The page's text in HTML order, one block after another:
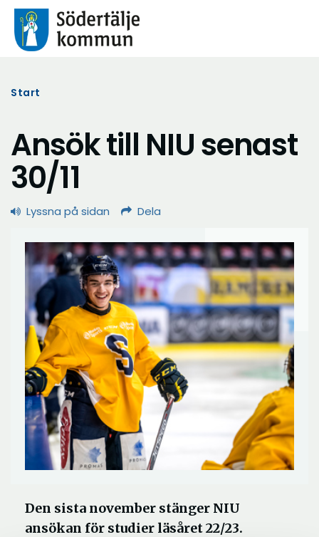
Start
Ansök till NIU senast
30/11
Lyssna på sidan Dela
Den sista november stänger NIU
ansökan för studier läsåret 22/23.